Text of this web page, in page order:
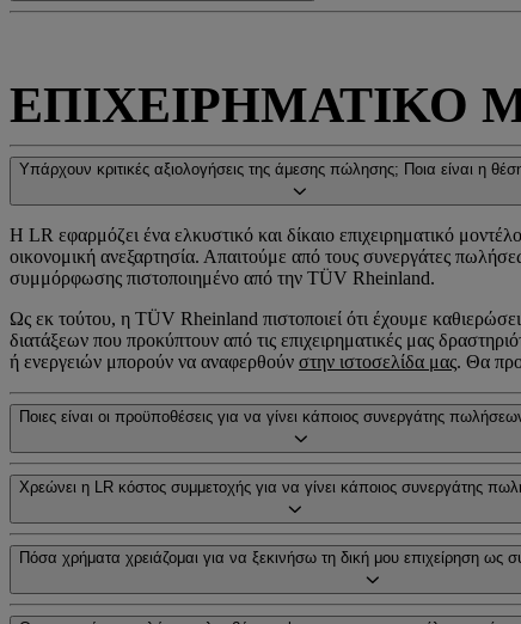
ΕΠΙΧΕΙΡΗΜΑΤΙΚΟ
Υπάρχουν κριτικές αξιολογήσεις της άμεσης πώλησης; Ποια είναι η
Η LR εφαρμόζει ένα ελκυστικό και δίκαιο επιχειρηματικό
οικονομική ανεξαρτησία. Απαιτούμε από τους συνεργάτες
συμμόρφωσης πιστοποιημένο από την TÜV Rheinland.
Ως εκ τούτου, η TÜV Rheinland πιστοποιεί ότι έχουμε
διατάξεων που προκύπτουν από τις επιχειρηματικές μας
ή ενεργειών μπορούν να αναφερθούν στην ιστοσελίδα μας. Θα
Ποιες είναι οι προϋποθέσεις για να γίνει κάποιος συνεργάτης
Χρεώνει η LR κόστος συμμετοχής για να γίνει κάποιος συνεργάτης
Πόσα χρήματα χρειάζομαι για να ξεκινήσω τη δική μου επιχείρηση ως